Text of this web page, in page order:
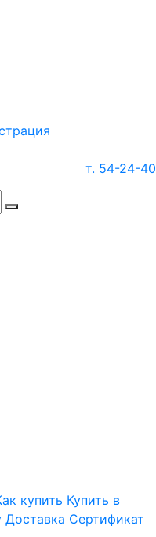
т. 54-24-40
купить Купить в
Доставка Сертификат